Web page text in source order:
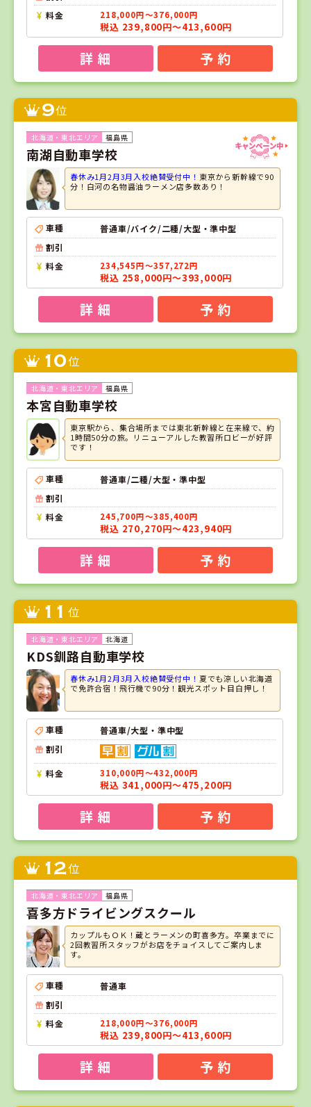
料金
218,000円～376,000円
税込 239,800円～413,600円
詳 細 予 約
9位
福島県
南湖自動車学校
春休み1月2月3月入校絶賛受付中！ 東京から新幹線で90
分！白河の名物醤油ラーメン店多数あり！
車種
普通車/バイク/二種/大型・準中型
割引
料金
234,545円～357,272円
税込 258,000円～393,000円
詳 細 予 約
10位
福島県
本宮自動車学校
東京駅から、集合場所までは東北新幹線と在来線で、約
1時間50分の旅。リニューアルした教習所ロビーが好評
です！
車種
普通車/二種/大型・準中型
割引
料金
245,700円～385,400円
税込 270,270円～423,940円
詳 細 予 約
11 位
北海道
KDS釧路自動車学校
春休み1月2月3月入校絶賛受付中！ 夏でも涼しい北海道
で免許合宿！飛行機で90分！観光スポット目白押し！
車種
普通車/大型・準中型
割引
料金 310,000円～432,000円
税込 341,000円～475,200円
詳 細 予 約
12位
福島県
喜多方ドライビングスクール
カップルもＯＫ！蔵とラーメンの町喜多方。卒業までに
2回教習所スタッフがお店をチョイスしてご案内しま
す。
車種
普通車
割引
料金
218,000円～376,000円
税込 239,800円～413,600円
詳 細 予 約